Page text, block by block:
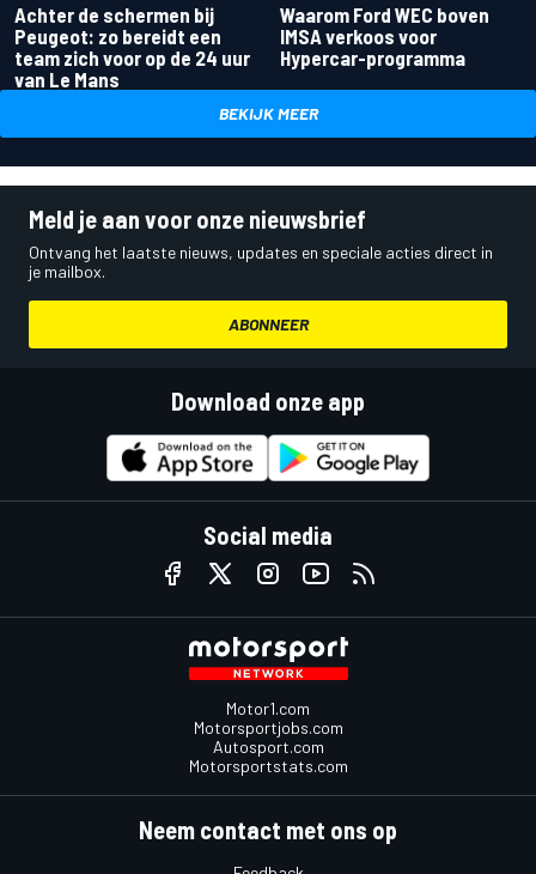
Achter de schermen bij
Peugeot: zo bereidt een
team zich voor op de 24 uur
van Le Mans
Waarom Ford WEC boven
IMSA verkoos voor
Hypercar-programma
BEKIJK MEER
Meld je aan voor onze nieuwsbrief
Ontvang het laatste nieuws, updates en speciale acties direct in
je mailbox.
ABONNEER
Download onze app
Social media
Motor1.com
Motorsportjobs.com
Autosport.com
Motorsportstats.com
Neem contact met ons op